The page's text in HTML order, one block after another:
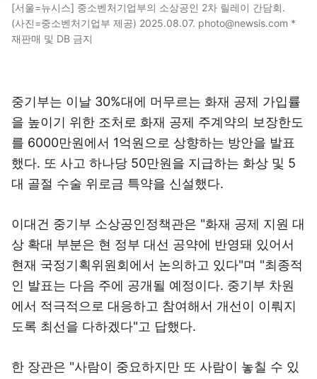
[서울=뉴시스] 중소벤처기업부의 소상공인 2차 릴레이 간담회.
(사진=중소벤처기업부 제공) 2025.08.07. photo@newsis.com *
재판매 및 DB 금지
중기부는 이날 30%대에 머무르는 화재 공제 가입률
을 높이기 위한 조처로 화재 공제 주계약의 보장한도
를 6000만원에서 1억원으로 상향하는 방안을 발표
했다. 또 사고 하나당 50만원을 지급하는 화상 및 5
대 골절 수술 위로금 특약을 신설했다.
이대건 중기부 소상공인정책관은 "화재 공제 지원 대
상 확대 부분은 현 정부 대선 공약에 반영돼 있어서
현재 국정기획위원회에서 논의하고 있다"며 "최종적
인 발표는 다음 주에 공개될 예정이다. 중기부 차원
에서 적극적으로 대응하고 참여해서 개선이 이뤄지
도록 최선을 다하겠다"고 답했다.
한 장관은 "사람이 중요하지만 또 사람이 놓칠 수 있